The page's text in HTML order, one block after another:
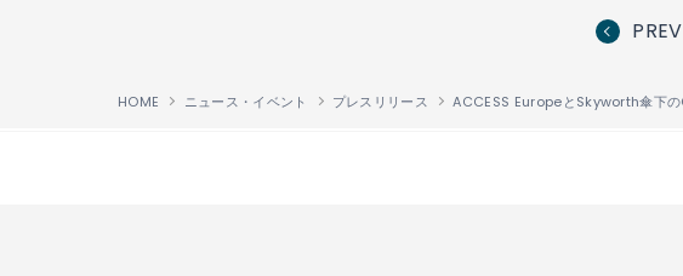
PREV
HOME ニュース・イベント プレスリリース